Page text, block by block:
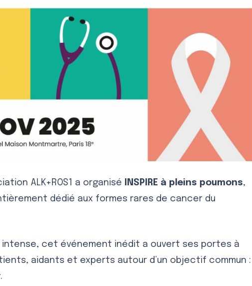
ALK+ROS1 a organisé INSPIRE à pleins poumons,
dédié aux formes rares de cancer du
intense, cet événement inédit a ouvert ses portes à
aidants et experts autour d’un objectif commun :
.